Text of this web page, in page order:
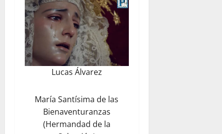
Lucas Álvarez
María Santísima de las
Bienaventuranzas
(Hermandad de la